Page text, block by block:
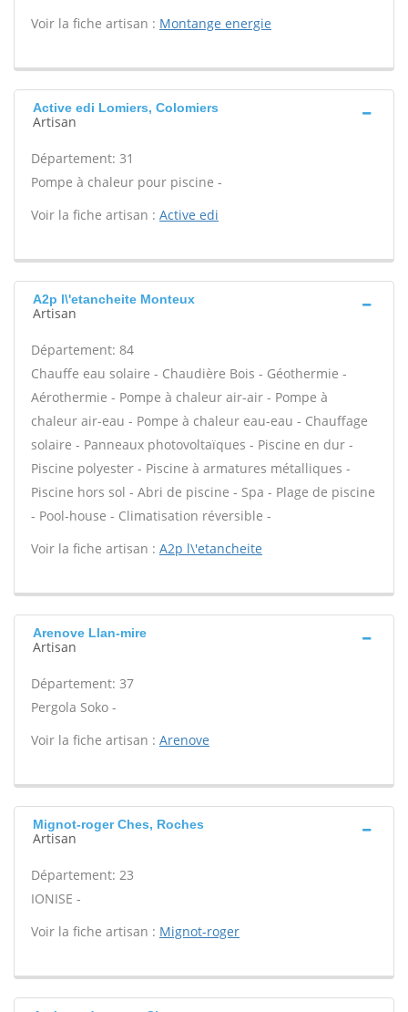
Voir la fiche artisan : Montange energie
Active edi Lomiers, Colomiers
Artisan
Département: 31
Pompe à chaleur pour piscine -
Voir la fiche artisan : Active edi
A2p l\'etancheite Monteux
Artisan
Département: 84
Chauffe eau solaire - Chaudière Bois - Géothermie -
Aérothermie - Pompe à chaleur air-air - Pompe à
chaleur air-eau - Pompe à chaleur eau-eau - Chauffage
solaire - Panneaux photovoltaïques - Piscine en dur -
Piscine polyester - Piscine à armatures métalliques -
Piscine hors sol - Abri de piscine - Spa - Plage de piscine
- Pool-house - Climatisation réversible -
Voir la fiche artisan : A2p l\'etancheite
Arenove Llan-mire
Artisan
Département: 37
Pergola Soko -
Voir la fiche artisan : Arenove
Mignot-roger Ches, Roches
Artisan
Département: 23
IONISE -
Voir la fiche artisan : Mignot-roger